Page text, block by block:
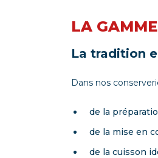
LA
La tradition
Dans nos
de la
de la mise en
de la cuisson